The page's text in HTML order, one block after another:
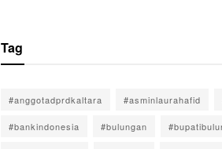
Tag
#anggotadprdkaltara #asminlaurahafid
#bankindonesia #bulungan